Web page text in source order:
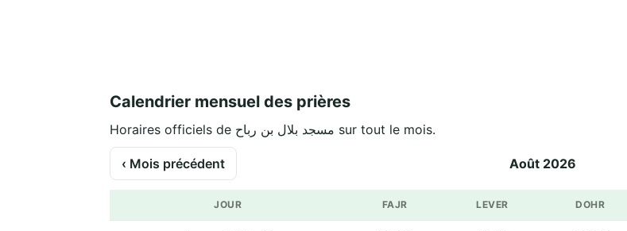
Calendrier mensuel des prières
Horaires officiels de مسجد بلال بن رباح sur tout le mois.
‹ Mois précédent Août 2026
JOUR FAJR LEVER DOHR